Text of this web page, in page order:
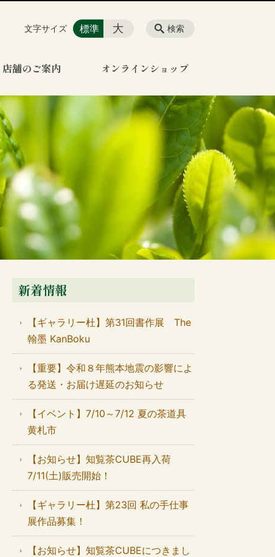
店舗のご案内 オンラインショップ
検索
文字サイズ 標準 大
新着情報
【ギャラリー杜】第31回書作展 The
翰墨 KanBoku
【重要】令和８年熊本地震の影響によ
る発送・お届け遅延のお知らせ
【イベント】7/10～7/12 夏の茶道具
黄札市
【お知らせ】知覧茶CUBE再入荷
7/11(土)販売開始！
【ギャラリー杜】第23回 私の手仕事
展作品募集！
【お知らせ】知覧茶CUBEにつきまし